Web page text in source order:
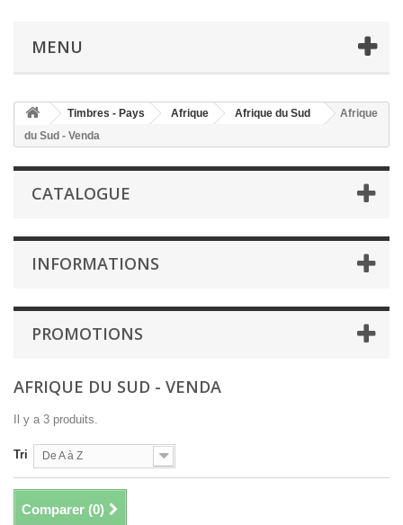
MENU
Timbres - Pays Afrique Afrique du Sud
Afrique
du Sud - Venda
CATALOGUE
INFORMATIONS
PROMOTIONS
AFRIQUE DU SUD - VENDA
Il y a 3 produits.
Tri De A à Z
Comparer (0)